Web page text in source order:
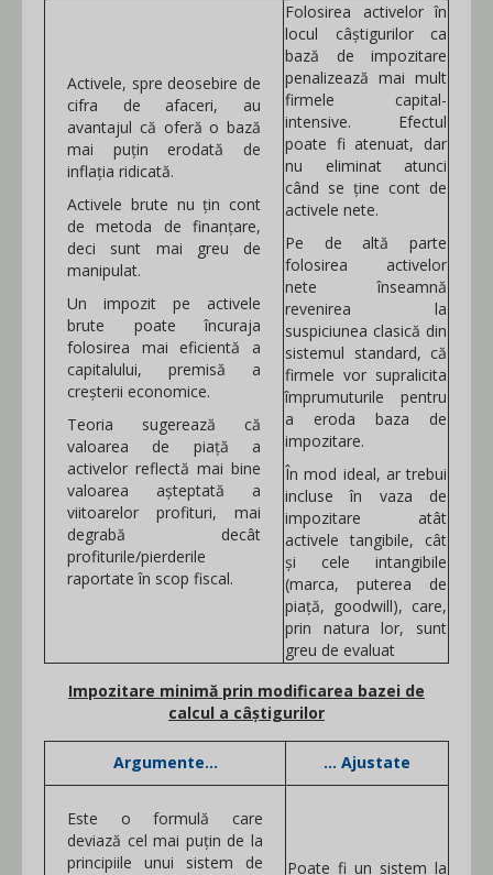
Activele, spre deosebire de
cifra de afaceri, au
avantajul că oferă o bază
mai puțin erodată de
inflația ridicată.
Activele brute nu țin cont
de metoda de finanțare,
deci sunt mai greu de
manipulat.
Un impozit pe activele
brute poate încuraja
folosirea mai eficientă a
capitalului, premisă a
creșterii economice.
Teoria sugerează că
valoarea de piață a
activelor reflectă mai bine
valoarea așteptată a
viitoarelor profituri, mai
degrabă decât
profiturile/pierderile
raportate în scop fiscal.
Folosirea activelor în
locul câștigurilor ca
bază de impozitare
penalizează mai mult
firmele capital-
intensive. Efectul
poate fi atenuat, dar
nu eliminat atunci
când se ține cont de
activele nete.
Pe de altă parte
folosirea activelor
nete înseamnă
revenirea la
suspiciunea clasică din
sistemul standard, că
firmele vor supralicita
împrumuturile pentru
a eroda baza de
impozitare.
În mod ideal, ar trebui
incluse în vaza de
impozitare atât
activele tangibile, cât
și cele intangibile
(marca, puterea de
piață, goodwill), care,
prin natura lor, sunt
greu de evaluat
Impozitare minimă prin modificarea bazei de
calcul a câștigurilor
Argumente... ... Ajustate
Este o formulă care
deviază cel mai puțin de la
principiile unui sistem de
Poate fi un sistem la